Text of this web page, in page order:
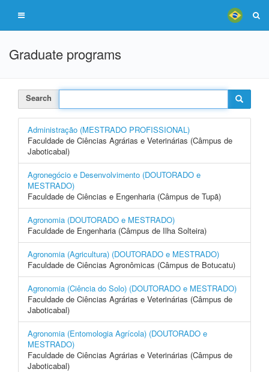
Graduate programs
Search
Administração (MESTRADO PROFISSIONAL)
Faculdade de Ciências Agrárias e Veterinárias (Câmpus de
Jaboticabal)
Agronegócio e Desenvolvimento (DOUTORADO e
MESTRADO)
Faculdade de Ciências e Engenharia (Câmpus de Tupã)
Agronomia (DOUTORADO e MESTRADO)
Faculdade de Engenharia (Câmpus de Ilha Solteira)
Agronomia (Agricultura) (DOUTORADO e MESTRADO)
Faculdade de Ciências Agronômicas (Câmpus de Botucatu)
Agronomia (Ciência do Solo) (DOUTORADO e MESTRADO)
Faculdade de Ciências Agrárias e Veterinárias (Câmpus de
Jaboticabal)
Agronomia (Entomologia Agrícola) (DOUTORADO e
MESTRADO)
Faculdade de Ciências Agrárias e Veterinárias (Câmpus de
Jaboticabal)